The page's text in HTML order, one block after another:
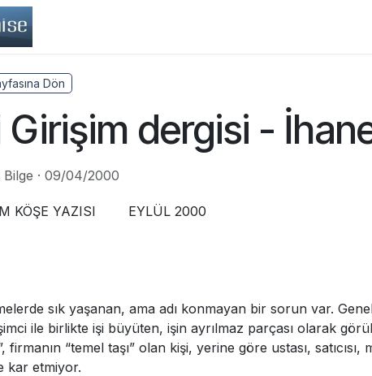
Dön
Girişim dergisi -
· 09/04/2000
KÖŞE YAZISI EYLÜL 2000
sık yaşanan, ama adı konmayan bir sorun var.
ile birlikte işi büyüten, işin ayrılmaz parçası olarak
firmanın “temel taşı” olan kişi, yerine göre ustası,
kar etmiyor.